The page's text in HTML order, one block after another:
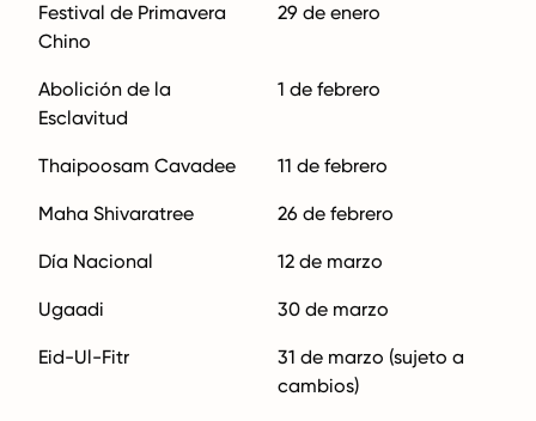
Festival de Primavera
Chino
29 de enero
Abolición de la
Esclavitud
1 de febrero
Thaipoosam Cavadee 11 de febrero
Maha Shivaratree 26 de febrero
Día Nacional 12 de marzo
Ugaadi 30 de marzo
Eid-Ul-Fitr
31 de marzo (sujeto a
cambios)